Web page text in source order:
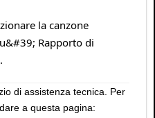
la canzone
Rapporto di
di assistenza tecnica. Per
a questa pagina: